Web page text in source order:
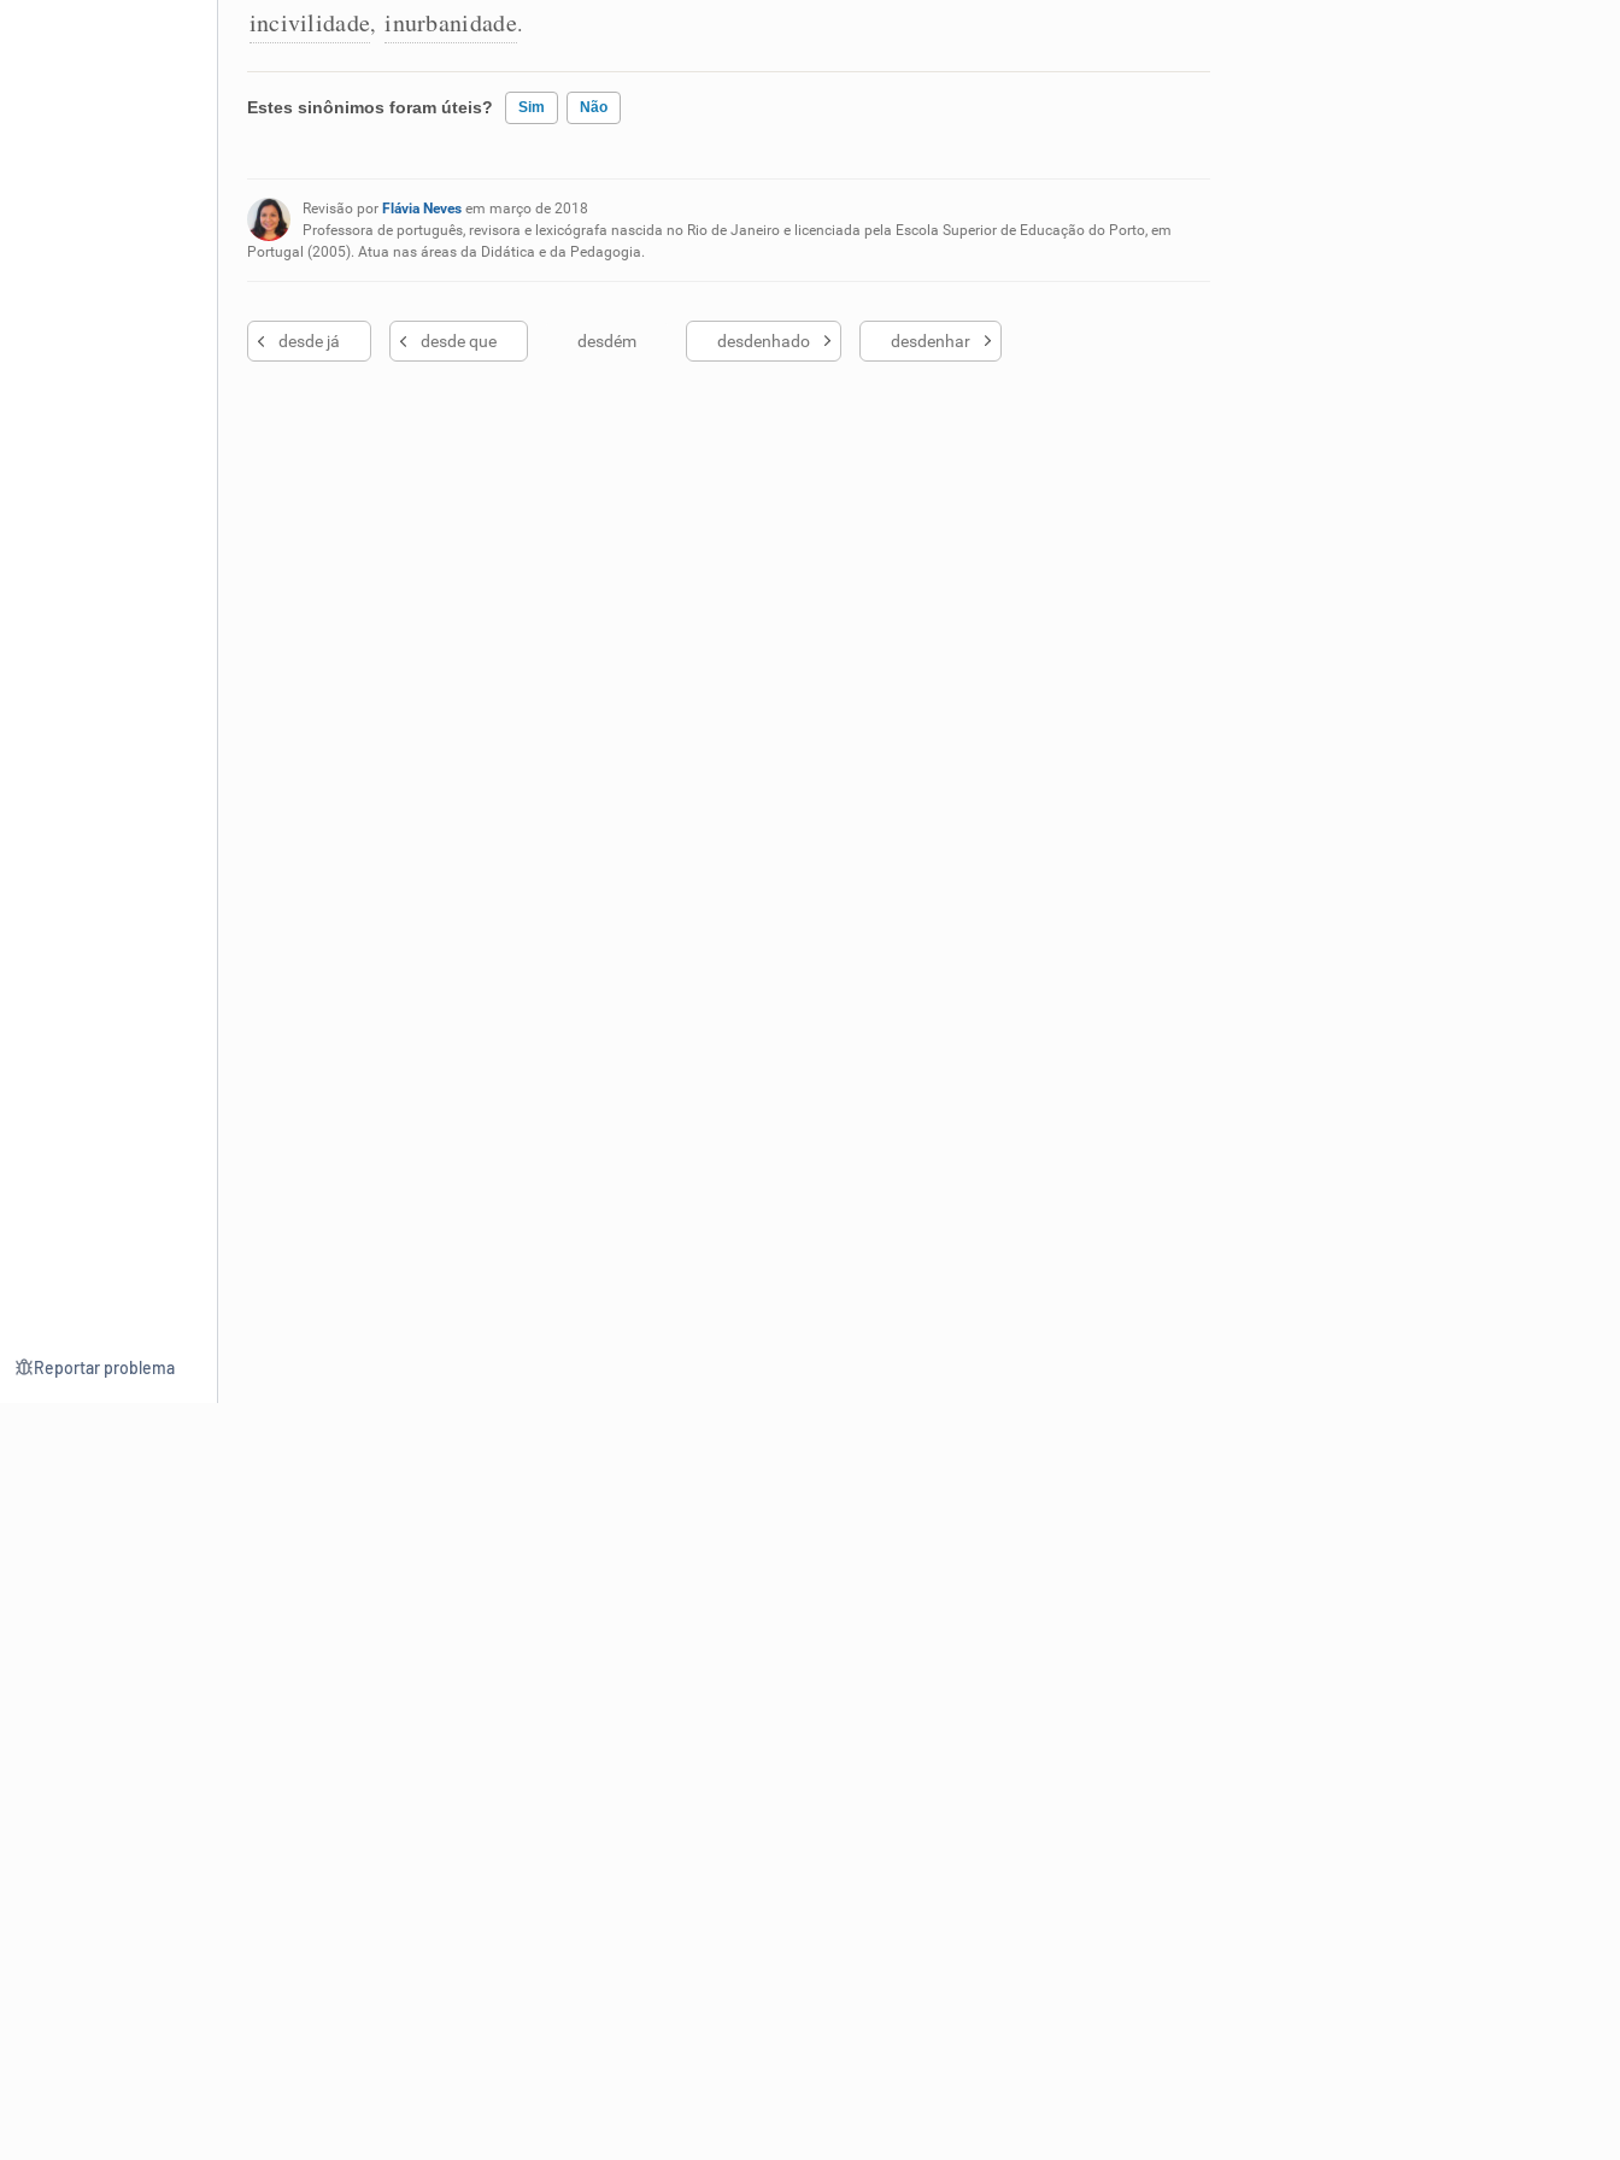
Reportar problema
incivilidade, inurbanidade.
Estes sinônimos foram úteis? Sim Não
Nenhum dos sinônimos apresentados me ajudou
Revisão por Flávia Nevesem março de 2018
Professora de português, revisora e lexicógrafa nascida no Rio de Janeiro e licenciada pela Escola Superior de Educação do Porto, em
Portugal (2005). Atua nas áreas da Didática e da Pedagogia.
desde já desde que desdém desdenhado desdenhar